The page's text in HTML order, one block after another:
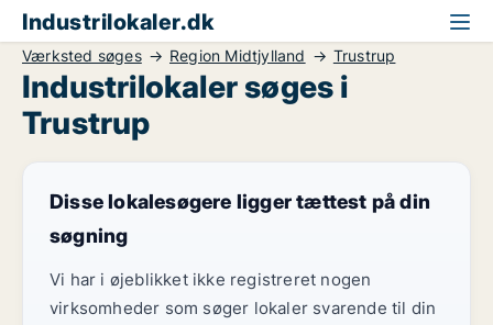
Industrilokaler.dk
Værksted søges Region Midtjylland Trustrup
Industrilokaler søges i
Trustrup
Disse lokalesøgere ligger tættest på din
søgning
Vi har i øjeblikket ikke registreret nogen
virksomheder som søger lokaler svarende til din